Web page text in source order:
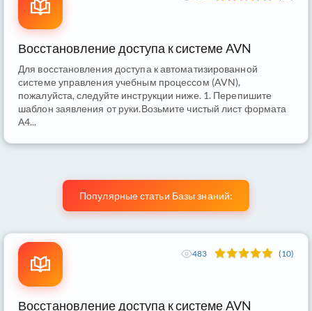
Восстановление доступа к системе AVN
Для восстановления доступа к автоматизированной
системе управления учебным процессом (AVN),
пожалуйста, следуйте инструкции ниже. 1. Перепишите
шаблон заявления от руки.Возьмите чистый лист формата
А4...
Популярные статьи Базы знаний:
Восстановление доступа к системе AVN
483 (10)